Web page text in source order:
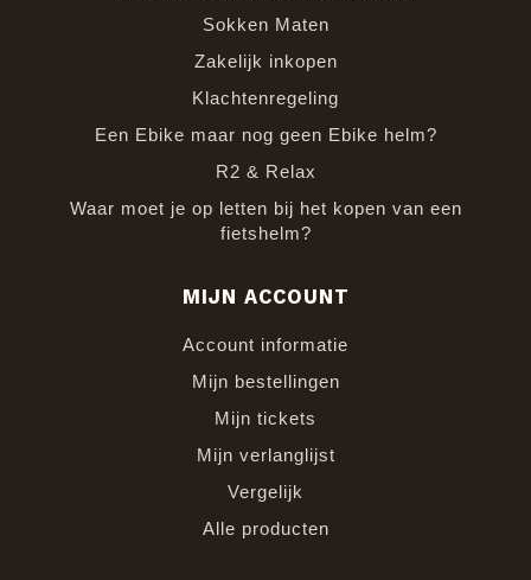
Sokken Maten
Zakelijk inkopen
Klachtenregeling
Een Ebike maar nog geen Ebike helm?
R2 & Relax
Waar moet je op letten bij het kopen van een
fietshelm?
MIJN ACCOUNT
Account informatie
Mijn bestellingen
Mijn tickets
Mijn verlanglijst
Vergelijk
Alle producten